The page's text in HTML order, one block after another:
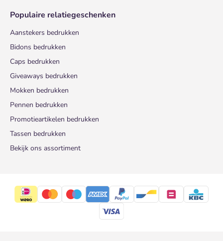
Populaire relatiegeschenken
Aanstekers bedrukken
Bidons bedrukken
Caps bedrukken
Giveaways bedrukken
Mokken bedrukken
Pennen bedrukken
Promotieartikelen bedrukken
Tassen bedrukken
Bekijk ons assortiment